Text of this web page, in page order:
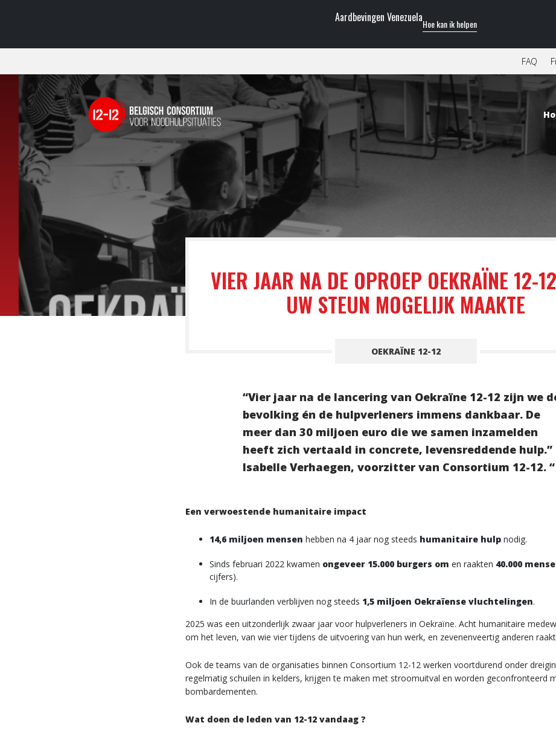
Aardbevingen VenezuelaHoe kan ik helpen
FAQ
VIER JAAR NA DE OPROEP OEKRAÏNE 12-
UW STEUN MOGELIJK MAAKTE
OEKRAÏNE 12-12
“Vier jaar na de lancering van Oekraïne 12-12 zijn we
bevolking én de hulpverleners immens dankbaar. De
meer dan 30 miljoen euro die we samen inzamelden
heeft zich vertaald in concrete, levensreddende hulp.”
Isabelle Verhaegen, voorzitter van Consortium 12-12. “
Een verwoestende humanitaire impact
14,6 miljoen mensen hebben na 4 jaar nog steeds humanitaire hulp nodig.
Sinds februari 2022 kwamen ongeveer 15.000 burgers om en raakten 40.000
cijfers).
In de buurlanden verblijven nog steeds 1,5 miljoen Oekraïense vluchtelingen.
2025 was een uitzonderlijk zwaar jaar voor hulpverleners in Oekraïne. Acht humanitaire
om het leven, van wie vier tijdens de uitvoering van hun werk, en zevenenveertig anderen
Ook de teams van de organisaties binnen Consortium 12-12 werken voortdurend onder
regelmatig schuilen in kelders, krijgen te maken met stroomuitval en worden geconfronteerd
bombardementen.
Wat doen de leden van 12-12 vandaag ?